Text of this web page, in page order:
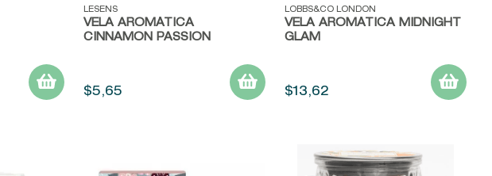
Vista rápida
LESENS
VELA AROMÁTICA
CINNAMON PASSION
$5,65
Vista rápida
LOBBS&CO LONDON
VELA AROMÁTICA MIDNIGHT
GLAM
$13,62